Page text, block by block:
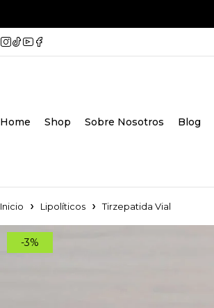
Home Shop Sobre Nosotros Blog
Inicio Lipolíticos Tirzepatida Vial
-3%